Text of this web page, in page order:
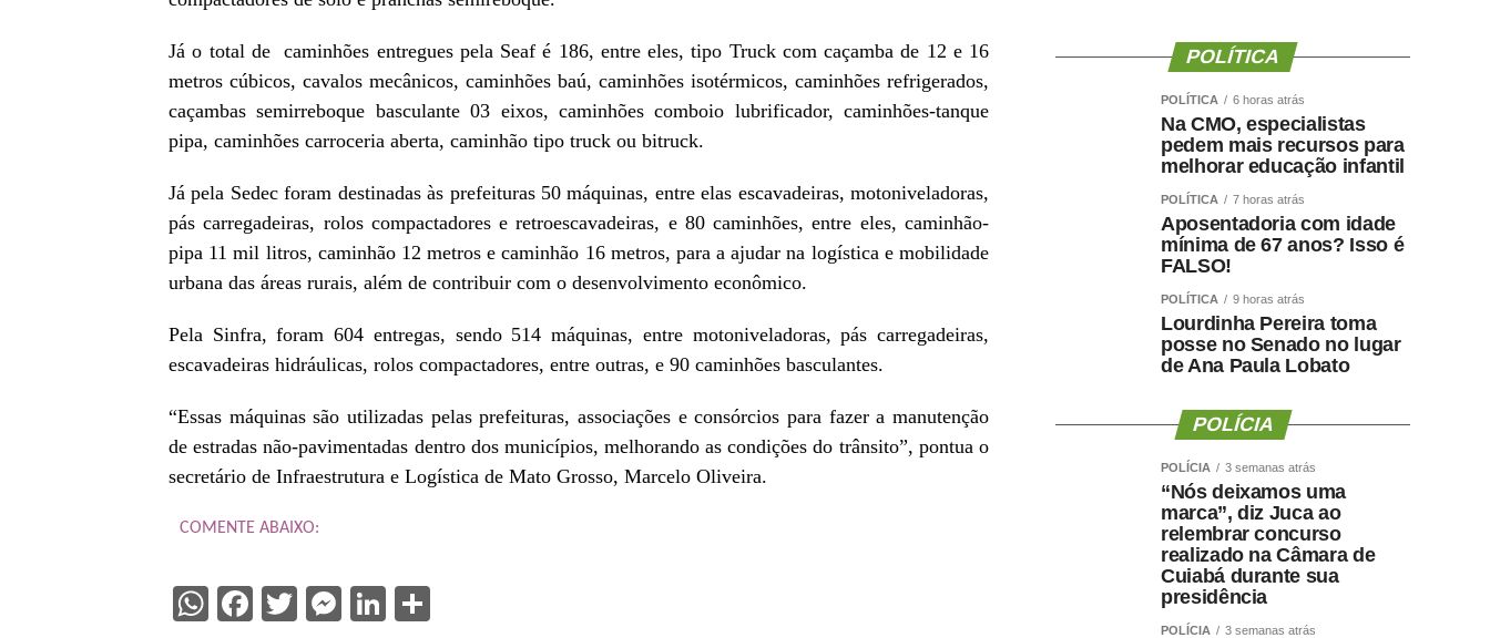
Já o total de caminhões entregues pela Seaf é 186, entre eles, tipo Truck com caçamba de 12 e 16
metros cúbicos, cavalos mecânicos, caminhões baú, caminhões isotérmicos, caminhões refrigerados,
caçambas semirreboque basculante 03 eixos, caminhões comboio lubrificador, caminhões-tanque
pipa, caminhões carroceria aberta, caminhão tipo truck ou bitruck.
Já pela Sedec foram destinadas às prefeituras 50 máquinas, entre elas escavadeiras, motoniveladoras,
pás carregadeiras, rolos compactadores e retroescavadeiras, e 80 caminhões, entre eles, caminhão-
pipa 11 mil litros, caminhão 12 metros e caminhão 16 metros, para a ajudar na logística e mobilidade
urbana das áreas rurais, além de contribuir com o desenvolvimento econômico.
Pela Sinfra, foram 604 entregas, sendo 514 máquinas, entre motoniveladoras, pás carregadeiras,
escavadeiras hidráulicas, rolos compactadores, entre outras, e 90 caminhões basculantes.
“Essas máquinas são utilizadas pelas prefeituras, associações e consórcios para fazer a manutenção
de estradas não-pavimentadas dentro dos municípios, melhorando as condições do trânsito”, pontua o
secretário de Infraestrutura e Logística de Mato Grosso, Marcelo Oliveira.
COMENTE ABAIXO:
WhatsApp
Facebook
Twitter
Messenger
LinkedIn
POLÍTICA
POLÍTICA 6 horas atrás
Na CMO, especialistas
pedem mais recursos para
melhorar educação infantil
POLÍTICA 7 horas atrás
Aposentadoria com idade
mínima de 67 anos? Isso é
FALSO!
POLÍTICA 9 horas atrás
Lourdinha Pereira toma
posse no Senado no lugar
de Ana Paula Lobato
POLÍCIA
POLÍCIA 3 semanas atrás
“Nós deixamos uma
marca”, diz Juca ao
relembrar concurso
realizado na Câmara de
Cuiabá durante sua
presidência
POLÍCIA 3 semanas atrás